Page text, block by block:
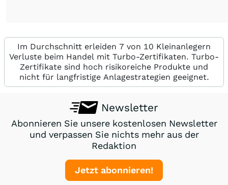
Im Durchschnitt erleiden 7 von 10 Kleinanlegern
Verluste beim Handel mit Turbo-Zertifikaten. Turbo-
Zertifikate sind hoch risikoreiche Produkte und
nicht für langfristige Anlagestrategien geeignet.
Newsletter
Abonnieren Sie unsere kostenlosen Newsletter
und verpassen Sie nichts mehr aus der
Redaktion
Jetzt abonnieren!